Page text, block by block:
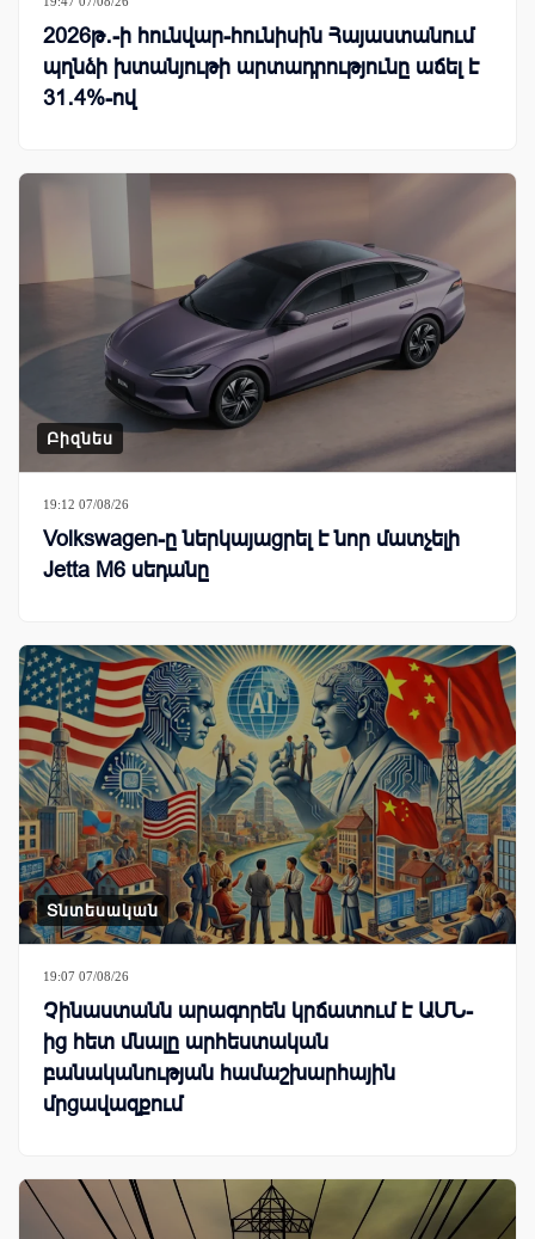
2026թ․-ի հունվար-հունիսին Հայաստանում
պղնձի խտանյութի արտադրությունը աճել է
31․4%-ով
Բիզնես
19:12 07/08/26
Volkswagen-ը ներկայացրել է նոր մատչելի
Jetta M6 սեդանը
Տնտեսական
19:07 07/08/26
Չինաստանն արագորեն կրճատում է ԱՄՆ-
ից հետ մնալը արհեստական
բանականության համաշխարհային
մրցավազքում